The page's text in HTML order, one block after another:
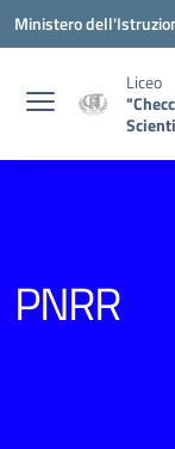
Vai ai contenuti
Vai al menu di
Vai al footer
Ministero
Liceo
PNRR